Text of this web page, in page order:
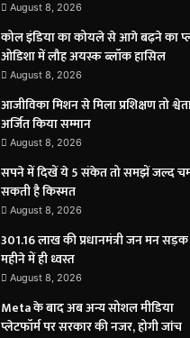
August 8, 2026
कोल इंडिया का कोयले से आगे बढ़ने का
ओडिशा में लौह अयस्क ब्लॉक हासिल
August 8, 2026
आजीविका मिशन से मिला प्रशिक्षण तो
अर्जित किया सम्मान
August 8, 2026
सपने में दिखें ये 5 संकेत तो समझें जल्द
सकती है किस्मत
August 8, 2026
301.16 लाख की प्रधानमंत्री जन मन
महीने में ही ध्वस्त
August 8, 2026
Meta के बाद अब अन्य सोशल मीडिया
प्लेटफॉर्म पर सरकार की नजर, होगी जांच